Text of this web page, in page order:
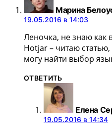
Марина
19.05.2016 в 14:03
Леночка, не знаю как
Hotjar – читаю
могу найти выбор
ОТВЕТИТЬ
Елена
19.05.2016 в 14:34